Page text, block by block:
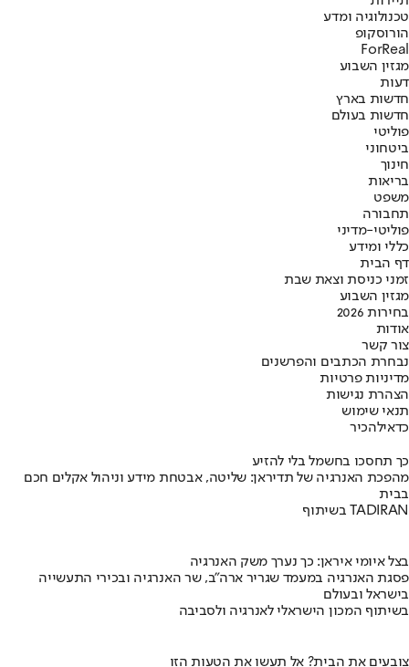
טכנולוגיה ומדע
הורוסקופ
ForReal
מגזין השבוע
דעות
חדשות בארץ
חדשות בעולם
פוליטי
ביטחוני
חינוך
בריאות
משפט
תחבורה
פוליטי-מדיני
כללי ומידע
דף הבית
זמני כניסת וצאת שבת
מגזין השבוע
בחירות 2026
אודות
צור קשר
נבחרת הכתבים והפרשנים
מדיניות פרטיות
הצהרת נגישות
תנאי שימוש
כדאילהכיר
כך תחסכו בחשמל בלי להזיע
מהפכת האנרגיה של תדיראן: שליטה, אבטחת מידע וניהול אקלים חכם
בבית
בשיתוף TADIRAN
בצל איומי איראן: כך נערך משק האנרגיה
פסגת האנרגיה במעמד שגריר ארה"ב, שר האנרגיה ובכירי התעשייה
בישראל ובעולם
בשיתוף המכון הישראלי לאנרגיה ולסביבה
צובעים את הבית? אל תעשו את הטעות הזו